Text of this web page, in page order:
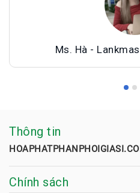
Ms. Hà -
Thông tin
Chính sách